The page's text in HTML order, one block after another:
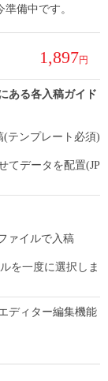
備中です。
1,897
ある各入稿ガイド
(テンプレート必須)
てデータを配置(JP
ァイルで入稿
を一度に選択しま
ディター編集機能